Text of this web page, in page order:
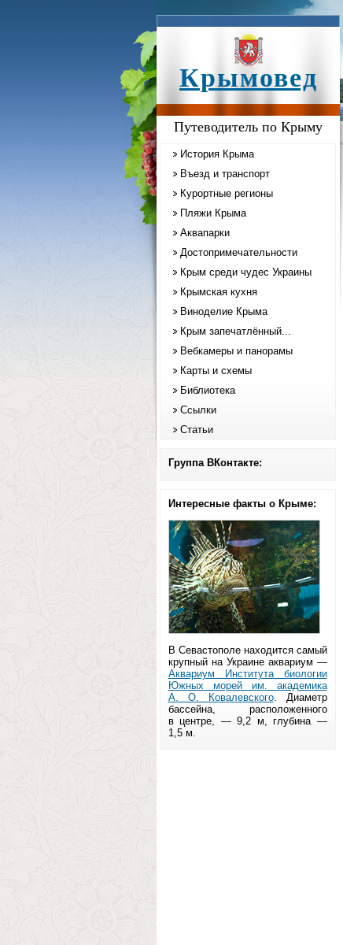
Крымовед
Путеводитель по Крыму
История Крыма
Въезд и транспорт
Курортные регионы
Пляжи Крыма
Аквапарки
Достопримечательности
Крым среди чудес Украины
Крымская кухня
Виноделие Крыма
Крым запечатлённый...
Вебкамеры и панорамы
Карты и схемы
Библиотека
Ссылки
Статьи
Группа ВКонтакте:
Интересные факты о Крыме:
В Севастополе находится самый
крупный на Украине аквариум —
Аквариум Института биологии
Южных морей им. академика
А. О. Ковалевского. Диаметр
бассейна, расположенного
в центре, — 9,2 м, глубина —
1,5 м.